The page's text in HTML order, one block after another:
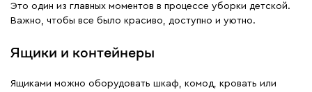
Это один из главных моментов в процессе уборки детской.
Важно, чтобы все было красиво, доступно и уютно.
Ящики и контейнеры
Ящиками можно оборудовать шкаф, комод, кровать или